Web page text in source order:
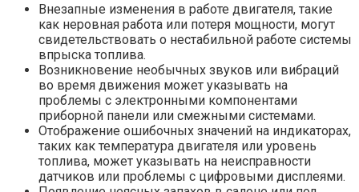
Внезапные изменения в работе двигателя, такие
как неровная работа или потеря мощности, могут
свидетельствовать о нестабильной работе системы
впрыска топлива.
Возникновение необычных звуков или вибраций
во время движения может указывать на
проблемы с электронными компонентами
приборной панели или смежными системами.
Отображение ошибочных значений на индикаторах,
таких как температура двигателя или уровень
топлива, может указывать на неисправности
датчиков или проблемы с цифровыми дисплеями.